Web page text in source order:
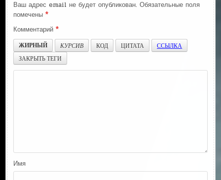
Ваш адрес email не будет опубликован. Обязательные поля
помечены*
Комментарий*
ЖИРНЫЙ
КУРСИВ КОД ЦИТАТА
ССЫЛКА
ЗАКРЫТЬ ТЕГИ
Имя